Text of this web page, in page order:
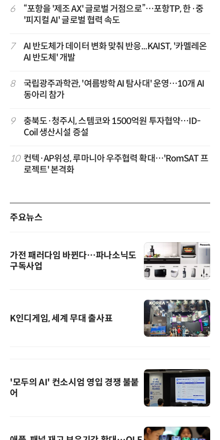
6
“포항을 '제조 AX' 글로벌 거점으로”…포항TP, 한·중
'피지컬 AI' 글로벌 협력 속도
7
AI 반도체가 데이터 변화 맞춰 반응...KAIST, '카멜레온
AI 반도체' 개발
8
국립광주과학관, '여름방학 AI 탐사대' 운영…10개 AI
동아리 참가
9
충북도·청주시, 스템코와 1500억원 투자협약…ID-
Coil 생산시설 증설
10 컨텍·AP위성, 루마니아 우주협력 확대…'RomSAT 프
로젝트' 본격화
주요뉴스
가전 패러다임 바뀐다…파나소닉도
구독사업
K인디게임, 세계 무대 출사표
'모두의 AI' 컨소시엄 영입 경쟁 불붙
어